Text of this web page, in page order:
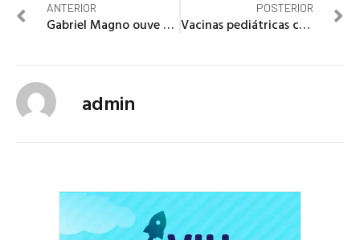
ANTERIOR
Gabriel Magno ouve a população para orientar ações na CLDF
POSTERIOR
Vacinas pediátricas contra covid-19 estão esgotadas
admin